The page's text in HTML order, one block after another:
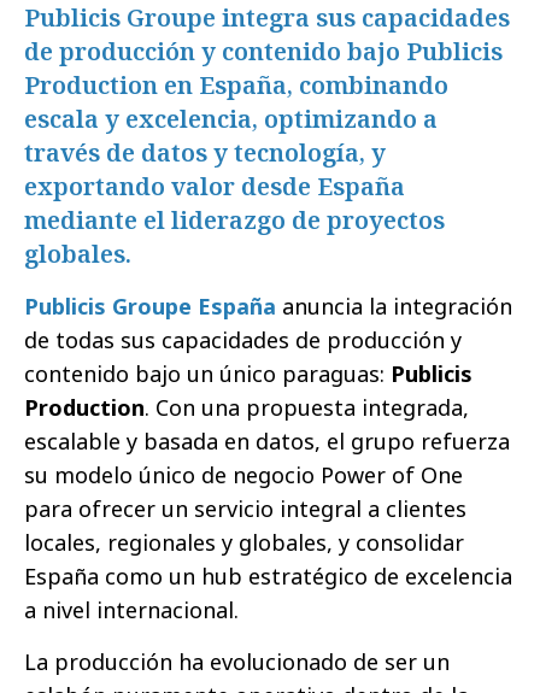
Publicis Groupe integra sus capacidades
de producción y contenido bajo Publicis
Production en España, combinando
escala y excelencia, optimizando a
través de datos y tecnología, y
exportando valor desde España
mediante el liderazgo de proyectos
globales.
Publicis Groupe España anuncia la integración
de todas sus capacidades de producción y
contenido bajo un único paraguas: Publicis
Production. Con una propuesta integrada,
escalable y basada en datos, el grupo refuerza
su modelo único de negocio Power of One
para ofrecer un servicio integral a clientes
locales, regionales y globales, y consolidar
España como un hub estratégico de excelencia
a nivel internacional.
La producción ha evolucionado de ser un